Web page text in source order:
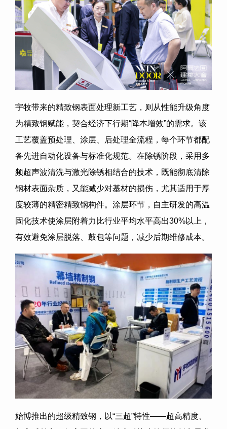
宇牧带来的精致钢表面处理新工艺，则从性能升级角度
为精致钢赋能，契合经济下行期“降本增效”的需求。该
工艺覆盖预处理、涂层、后处理全流程，每个环节都配
备先进自动化设备与标准化规范。在除锈阶段，采用多
频超声波清洗与激光除锈相结合的技术，既能彻底清除
钢材表面杂质，又能减少对基材的损伤，尤其适用于厚
度较薄的精密精致钢构件。涂层环节，自主研发的高温
固化技术使涂层附着力比行业平均水平高出30%以上，
有效避免涂层脱落、鼓包等问题，减少后期维修成本。
始博推出的超级精致钢，以“三超”特性——超高精度、